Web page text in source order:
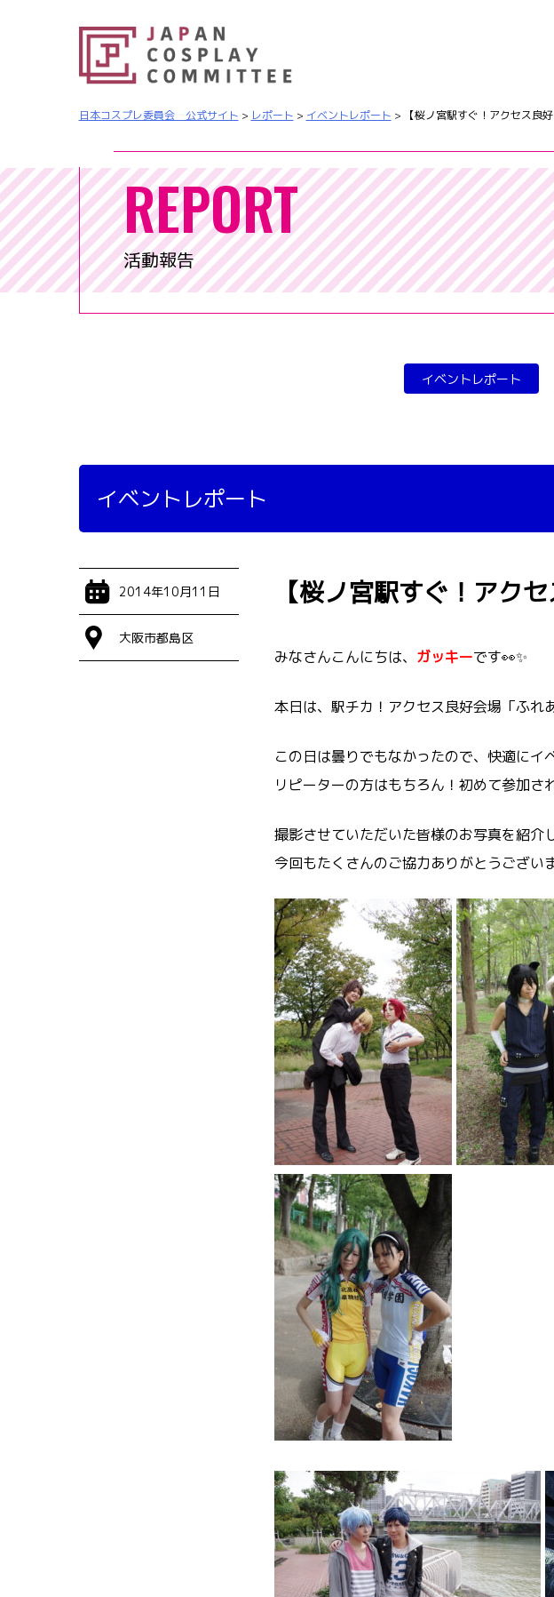
日本コスプレ委員会 公式サイト > レポート > イベントレポート > 【桜ノ宮駅すぐ！アクセス良
REPORT
活動報告
イベントレポート
イベントレポート
2014年10月11日
大阪市都島区
【桜ノ宮駅すぐ！アク
みなさんこんにちは、 ガッキーです👀✨
本日は、駅チカ！アクセス良好会場「ふれ
この日は曇りでもなかったので、快適にイ
リピーターの方はもちろん！初めて参加
撮影させていただいた皆様のお写真を紹介
今回もたくさんのご協力ありがとうござい